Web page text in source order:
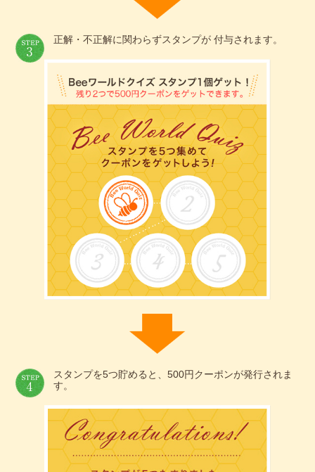
正解・不正解に関わらずスタンプが 付与されます。
スタンプを5つ貯めると、500円クーポンが発行されま
す。